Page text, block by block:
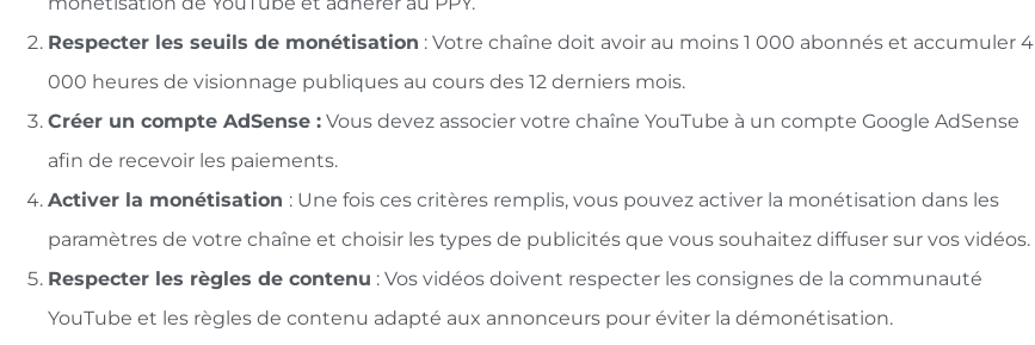
Respecter les seuils de monétisation : Votre chaîne doit avoir au moins 1 000 abonnés et accumuler 4
000 heures de visionnage publiques au cours des 12 derniers mois.
Créer un compte AdSense : Vous devez associer votre chaîne YouTube à un compte Google AdSense
afin de recevoir les paiements.
Activer la monétisation : Une fois ces critères remplis, vous pouvez activer la monétisation dans les
paramètres de votre chaîne et choisir les types de publicités que vous souhaitez diffuser sur vos vidéos.
Respecter les règles de contenu : Vos vidéos doivent respecter les consignes de la communauté
YouTube et les règles de contenu adapté aux annonceurs pour éviter la démonétisation.